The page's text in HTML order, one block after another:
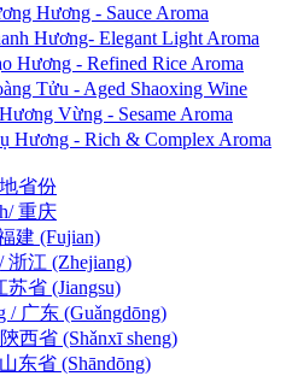
Hương - Sauce Aroma
Hương- Elegant Light Aroma
Hương - Refined Rice Aroma
Tửu - Aged Shaoxing Wine
Vừng - Sesame Aroma
Hương - Rich & Complex Aroma
省份
重庆
建 (Fujian)
浙江 (Zhejiang)
苏省 (Jiangsu)
/ 广东 (Guǎngdōng)
西省 (Shǎnxī sheng)
东省 (Shāndōng)